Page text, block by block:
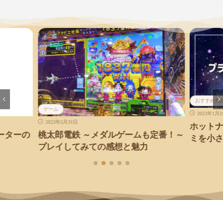
ターの
ゲーム
2023年5月31日
桃太郎電鉄 ～メダルゲームも定番！～
プレイしてみての感想と魅力
おすすめ商
2023年1月
ホット
ミを小